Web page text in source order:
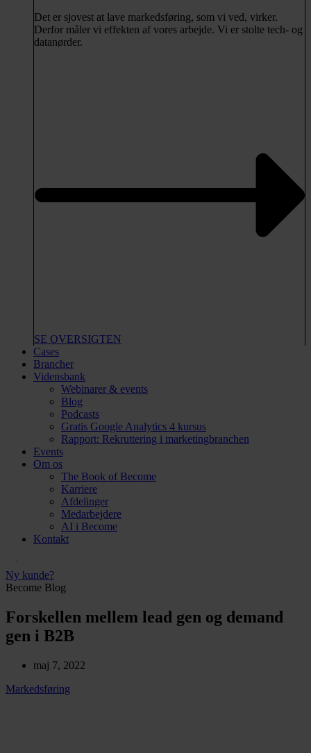
Det er sjovest at lave markedsføring, som vi ved, virker.
Derfor måler vi effekten af vores arbejde. Vi er stolte tech- og
datanørder.
SE OVERSIGTEN
Cases
Brancher
Vidensbank
Webinarer & events
Blog
Podcasts
Gratis Google Analytics 4 kursus
Rapport: Rekruttering i marketingbranchen
Events
Om os
The Book of Become
Karriere
Afdelinger
Medarbejdere
AI i Become
Kontakt
Ny kunde?
Become Blog
Forskellen mellem lead gen og demand
gen i B2B
maj 7, 2022
Markedsføring